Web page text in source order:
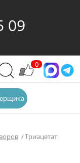
09
0
Триацетат